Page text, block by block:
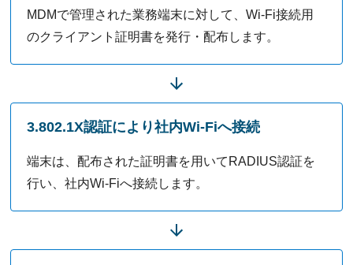
MDMで管理された業務端末に対して、Wi-Fi接続用
のクライアント証明書を発行・配布します。
3.802.1X認証により社内Wi-Fiへ接続
端末は、配布された証明書を用いてRADIUS認証を
行い、社内Wi-Fiへ接続します。